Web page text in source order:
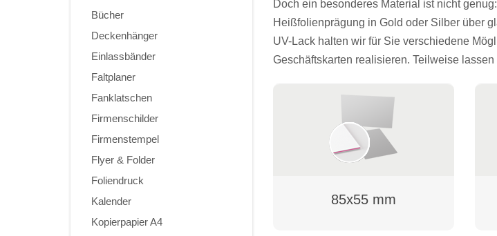
Bücher
Deckenhänger
Einlassbänder
Faltplaner
Fanklatschen
Firmenschilder
Firmenstempel
Flyer & Folder
Foliendruck
Kalender
Kopierpapier A4
Doch ein besonderes Material ist nicht
Heißfolienprägung in Gold oder Silber über
UV-Lack halten wir für Sie verschiedene
Geschäftskarten realisieren. Teilweise
85x55 mm